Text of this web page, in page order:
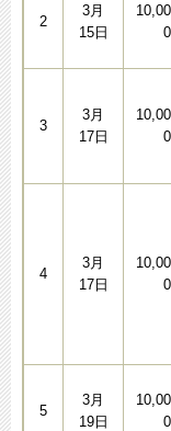
2
3月
15日
10,00
0
3
3月
17日
10,00
0
4
3月
17日
10,00
0
5
3月
19日
10,00
0